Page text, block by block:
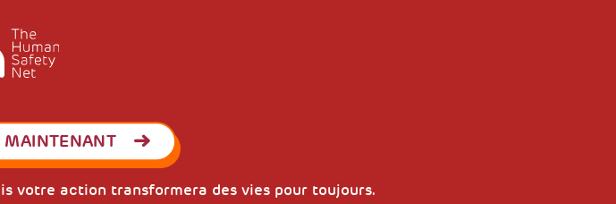
MAINTENANT
votre action transformera des vies pour toujours.